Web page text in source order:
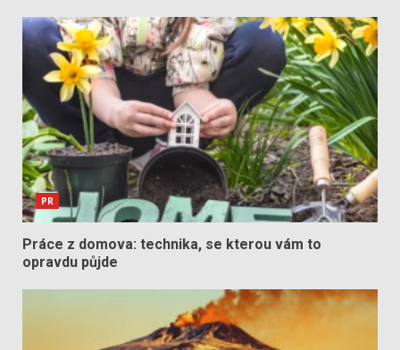
PR
Práce z domova: technika, se kterou vám to
opravdu půjde